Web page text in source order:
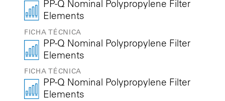
PP-Q Nominal Polypropylene Filter
Elements
FICHA TÉCNICA
PP-Q Nominal Polypropylene Filter
Elements
FICHA TÉCNICA
PP-Q Nominal Polypropylene Filter
Elements